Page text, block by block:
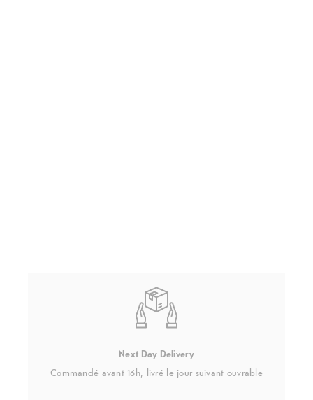
Next Day Delivery
Commandé avant 16h, livré le jour suivant ouvrable